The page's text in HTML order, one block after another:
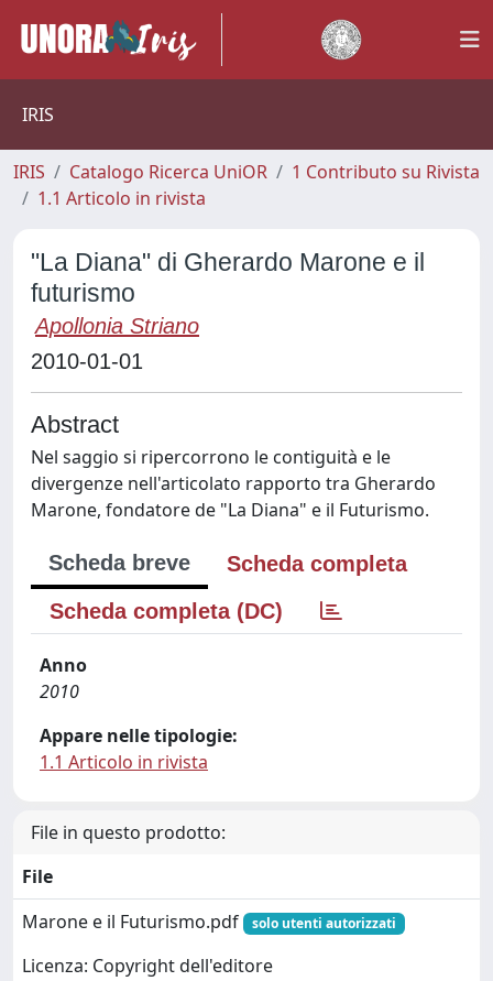
IRIS
IRIS Catalogo Ricerca UniOR
1 Contributo su Rivista
1.1 Articolo in rivista
"La Diana" di Gherardo Marone e il
futurismo
Apollonia Striano
2010-01-01
Abstract
Nel saggio si ripercorrono le contiguità e le
divergenze nell'articolato rapporto tra Gherardo
Marone, fondatore de "La Diana" e il Futurismo.
Scheda breve
Scheda completa
Scheda completa (DC)
Anno
2010
Appare nelle tipologie:
1.1 Articolo in rivista
File in questo prodotto:
File
Marone e il Futurismo.pdf
solo utenti autorizzati
Licenza: Copyright dell'editore